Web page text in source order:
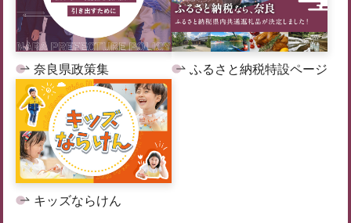
奈良県政策集 ふるさと納税特設ページ
キッズならけん